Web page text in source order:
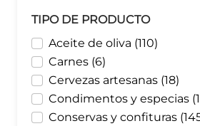
TIPO DE PRODUCTO
Aceite de oliva (110)
Carnes (6)
Cervezas artesanas (18)
Condimentos y especias
Conservas y confituras